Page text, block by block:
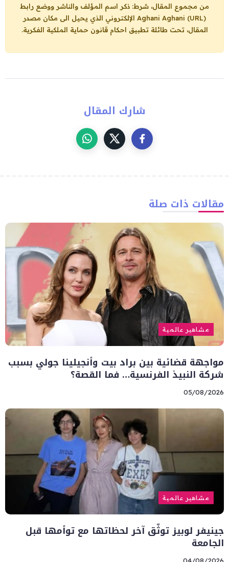
من مجموع المقال، شرط: ذكر اسم المؤلف والناشر ووضع رابط
Aghani Aghani (URL) الإلكتروني الذي يحيل الى مكان مصدر
المقال، تحت طائلة تطبيق احكام قانون حماية الملكية الفكرية.
شارك المقال
مقالات ذات صلة
مشاهير عالمية
مواجهة قضائية بين براد بيت وأنجيلينا جولي بسبب
شركة النبيذ الفرنسية… فما القصة؟
05/08/2026
مشاهير عالمية
جينيفر لوبيز توثّق آخر لحظاتها مع توأمها قبل
الجامعة